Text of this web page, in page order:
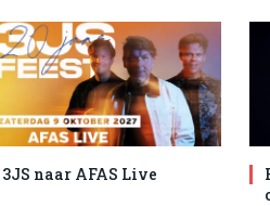
3JS naar AFAS Live